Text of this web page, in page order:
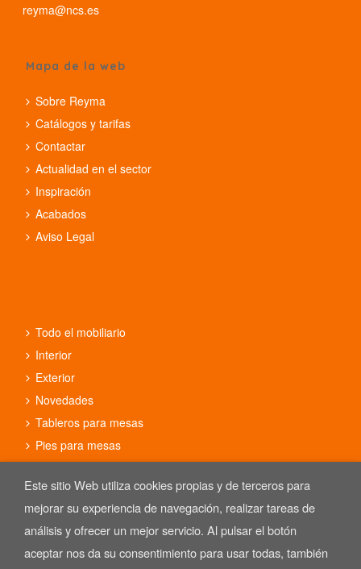
reyma@ncs.es
Mapa de la web
Sobre Reyma
Catálogos y tarifas
Contactar
Actualidad en el sector
Inspiración
Acabados
Aviso Legal
Todo el mobiliario
Interior
Exterior
Novedades
Tableros para mesas
Pies para mesas
Copyright © 2025 REYMA mobiliario de hostelería. Las Imágenes de
Este sitio Web utiliza cookies propias y de terceros para
mejorar su experiencia de navegación, realizar tareas de
análisis y ofrecer un mejor servicio. Al pulsar el botón
aceptar nos da su consentimiento para usar todas, también